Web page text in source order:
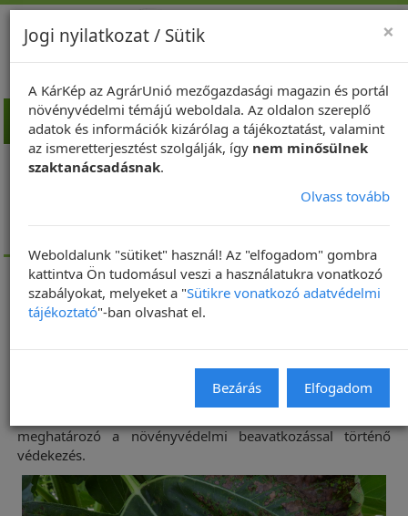
Kezdőlap
Napraforgó
Alternáriás levél- és szárfoltosság (Alternaria helianthi,
Védekezés az alternáriás levél-
2018.07.08 2020.01.08 0
Az alternáriás levél- és szárfoltosság megbetegedés ellen
meghatározó a növényvédelmi beavatkozással történő
védekezés.
×
Jogi nyilatkozat / Sütik
A KárKép az AgrárUnió mezőgazdasági magazin és portál
növényvédelmi témájú weboldala. Az oldalon szereplő
adatok és információk kizárólag a tájékoztatást, valamint
az ismeretterjesztést szolgálják, így nem minősülnek
szaktanácsadásnak.
Olvass tovább
Weboldalunk "sütiket" használ! Az "elfogadom" gombra
kattintva Ön tudomásul veszi a használatukra vonatkozó
szabályokat, melyeket a "Sütikre vonatkozó adatvédelmi
tájékoztató"-ban olvashat el.
Bezárás Elfogadom